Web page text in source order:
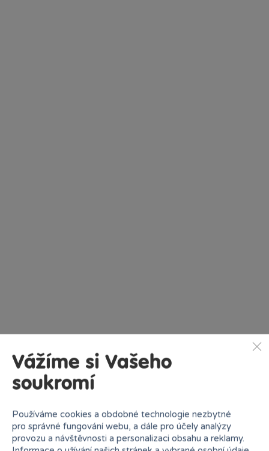
Vážíme si Vašeho
soukromí
Používáme cookies a obdobné technologie nezbytné
pro správné fungování webu, a dále pro účely analýzy
provozu a návštěvnosti a personalizaci obsahu a reklamy.